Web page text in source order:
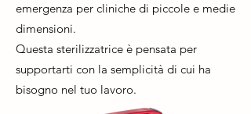
emergenza per cliniche di piccole e medie
dimensioni.
Questa sterilizzatrice è pensata per
supportarti con la semplicità di cui ha
bisogno nel tuo lavoro.